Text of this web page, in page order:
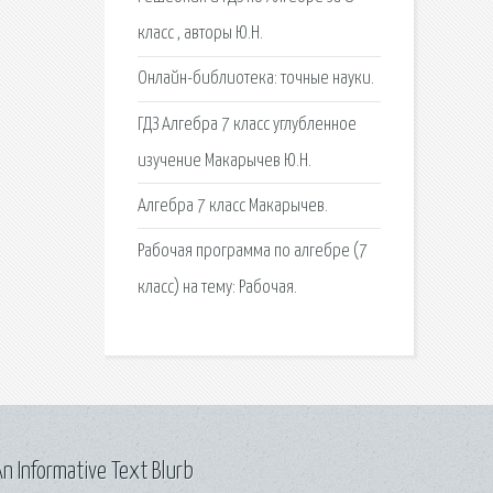
класс , авторы Ю.Н.
Онлайн-библиотека: точные науки.
ГДЗ Алгебра 7 класс углубленное
изучение Макарычев Ю.Н.
Алгебра 7 класс Макарычев.
Рабочая программа по алгебре (7
класс) на тему: Рабочая.
Informative Text Blurb